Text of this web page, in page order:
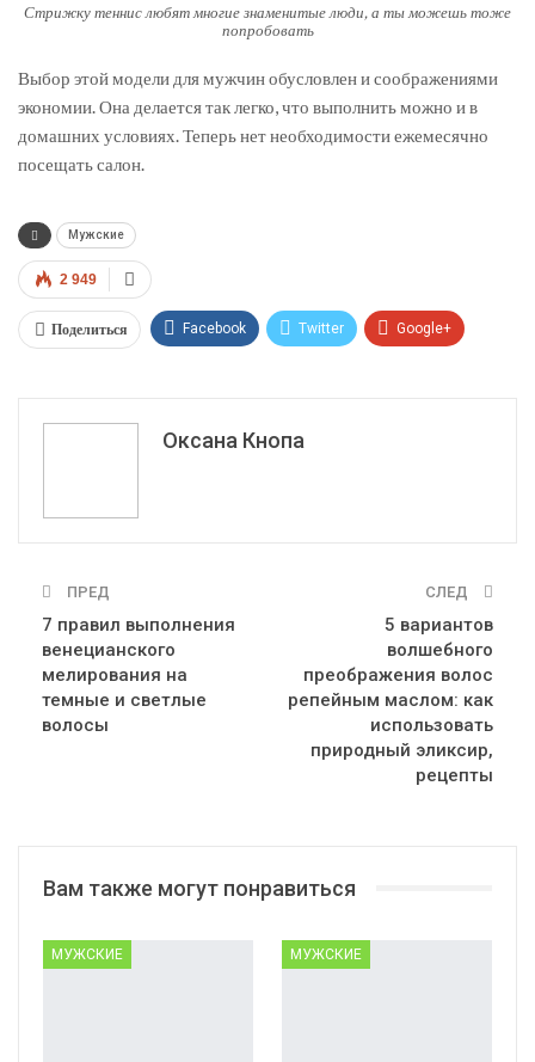
Стрижку теннис любят многие знаменитые люди, а ты можешь тоже
попробовать
Выбор этой модели для мужчин обусловлен и соображениями
экономии. Она делается так легко, что выполнить можно и в
домашних условиях. Теперь нет необходимости ежемесячно
посещать салон.
Мужские
2 949
Поделиться Facebook Twitter Google+
Оксана Кнопа
ПРЕД
7 правил выполнения
венецианского
мелирования на
темные и светлые
волосы
СЛЕД
5 вариантов
волшебного
преображения волос
репейным маслом: как
использовать
природный эликсир,
рецепты
Вам также могут понравиться
МУЖСКИЕ МУЖСКИЕ